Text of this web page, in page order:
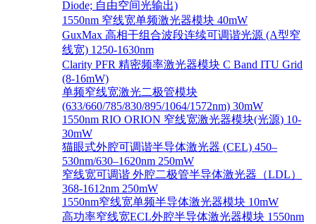
Diode; 自由空间光输出)
1550nm 窄线宽单频激光器模块 40mW
GuxMax 高相干组合波段连续可调谐光源 (A型窄
线宽) 1250-1630nm
Clarity PFR 精密频率激光器模块 C Band ITU Grid
(8-16mW)
单频窄线宽激光二极管模块
(633/660/785/830/895/1064/1572nm) 30mW
1550nm RIO ORION 窄线宽激光器模块(光源) 10-
30mW
猫眼式外腔可调谐半导体激光器 (CEL) 450–
530nm/630–1620nm 250mW
窄线宽可调谐 外腔二极管半导体激光器（LDL）
368-1612nm 250mW
1550nm窄线宽单频半导体激光器模块 10mW
高功率窄线宽ECL外腔半导体激光器模块 1550nm